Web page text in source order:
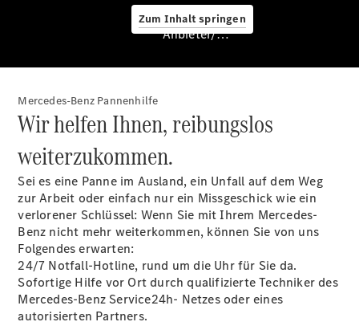
Zum Inhalt springen
Service &
Zubehör
Servicetermin
buchen
Digitale
Extras
Ladelösungen
Unterwegs
laden
Pannen- &
Unfallhilfe
Räder &
Anbieter/Datenschutz
Mercedes-Benz Pannenhilfe
Wir helfen Ihnen, reibungslos
weiterzukommen.
Sei es eine Panne im Ausland, ein Unfall auf dem Weg
zur Arbeit oder einfach nur ein Missgeschick wie ein
verlorener Schlüssel: Wenn Sie mit Ihrem Mercedes-
Benz nicht mehr weiterkommen, können Sie von uns
Folgendes erwarten:
24/7 Notfall-Hotline, rund um die Uhr für Sie da.
Sofortige Hilfe vor Ort durch qualifizierte Techniker des
Mercedes-Benz Service24h- Netzes oder eines
autorisierten Partners.